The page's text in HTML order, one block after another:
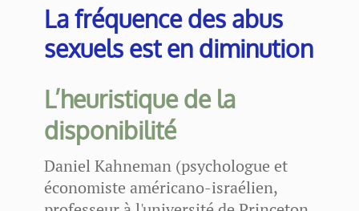
La fréquence des abus
sexuels est en diminution
L’heuristique de la
disponibilité
Daniel Kahneman (psychologue et
économiste américano-israélien,